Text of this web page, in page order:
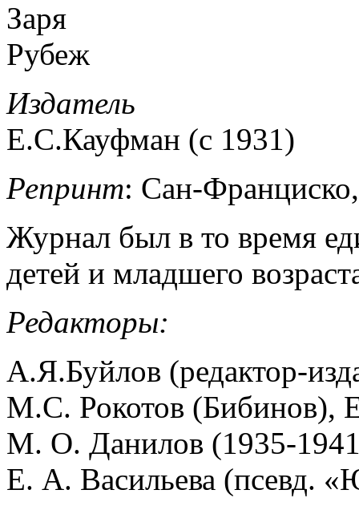
Заря
Рубеж
Издатель
Е.С.Кауфман (с 1931)
Репринт: Сан-
Журнал был в то время
детей и младшего
Редакторы:
А.Я.Буйлов (редактор-
М.С. Рокотов (Бибинов),
М. О. Данилов (1935-
Е. А. Васильева (псевд.